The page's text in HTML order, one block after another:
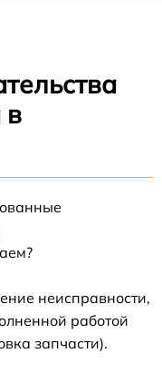
в
неисправности,
работой
запчасти).